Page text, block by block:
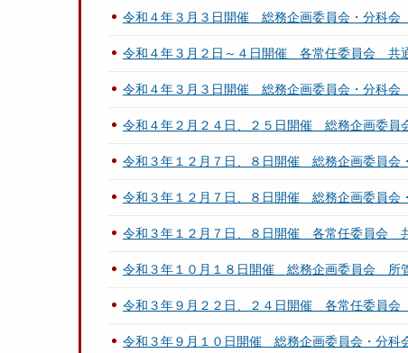
令和４年３月３日開催 総務企画委員会・分科会
令和４年３月２日～４日開催 各常任委員会 共
令和４年３月３日開催 総務企画委員会・分科
令和４年２月２４日、２５日開催 総務企画委員
令和３年１２月７日、８日開催 総務企画委員
令和３年１２月７日、８日開催 総務企画委員
令和３年１２月７日、８日開催 各常任委員会
令和３年１０月１８日開催 総務企画委員会 所
令和３年９月２２日、２４日開催 各常任委員
令和３年９月１０日開催 総務企画委員会・分